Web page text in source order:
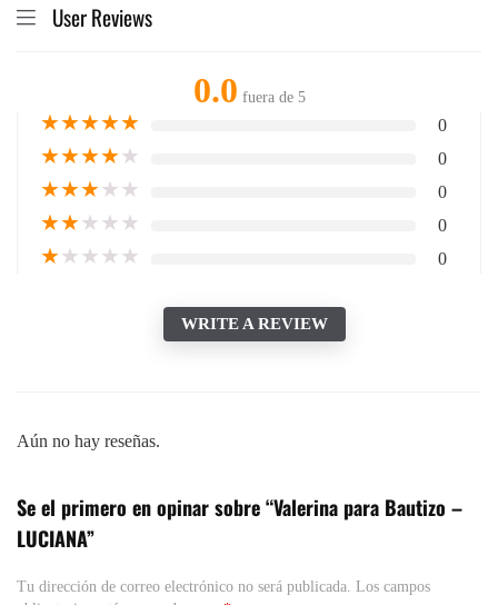
User Reviews
0.0 fuera de 5
★★★★★ 0
★★★★★ 0
★★★★★ 0
★★★★★ 0
★★★★★ 0
WRITE A REVIEW
Aún no hay reseñas.
Se el primero en opinar sobre “Valerina para Bautizo –
LUCIANA”
Tu dirección de correo electrónico no será publicada. Los campos